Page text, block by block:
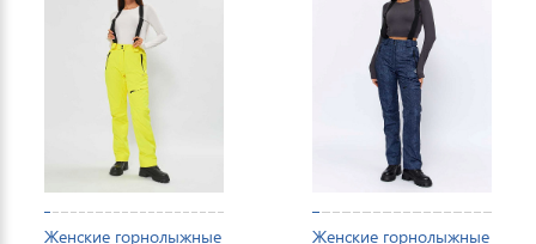
Женские горнолыжные Женские горнолыжные